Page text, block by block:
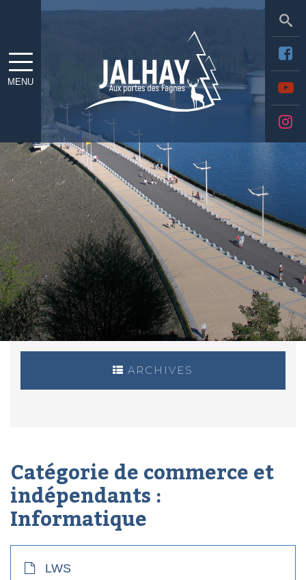
MENU
ARCHIVES
Catégorie de commerce et
indépendants :
Informatique
LWS